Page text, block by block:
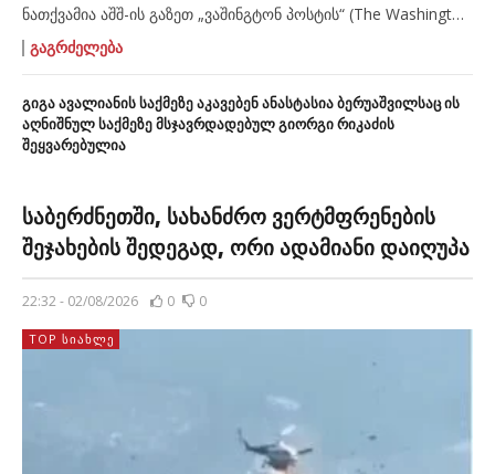
ნათქვამია აშშ-ის გაზეთ „ვაშინგტონ პოსტის“ (The Washington
Post) მიერ გამოქვეყნებულ სტატიაში, სათაურით: “რუსული
აქვს“ (ავტორები – დევიდ სტერნი, სერგეი კოროლჩუკი).
„რუსული რაკეტული დაბომბვების გაძლიერების ფონზე,
ვოლოდიმირ ზელენსკი წარუმატებლად ცდილობს დონალდ
ᲒᲐᲒᲠᲫᲔᲚᲔᲑᲐ
გიგა ავალიანის საქმეზე აკავებენ ანასტასია ბერუაშვილსაც ის
აღნიშნულ საქმეზე მსჯავრდადებულ გიორგი რიკაძის
შეყვარებულია
საბერძნეთში, სახანძრო ვერტმფრენების
შეჯახების შედეგად, ორი ადამიანი დაიღუპა
22:32 - 02/08/2026 0 0
TOP ᲡᲘᲐᲮᲚᲔ